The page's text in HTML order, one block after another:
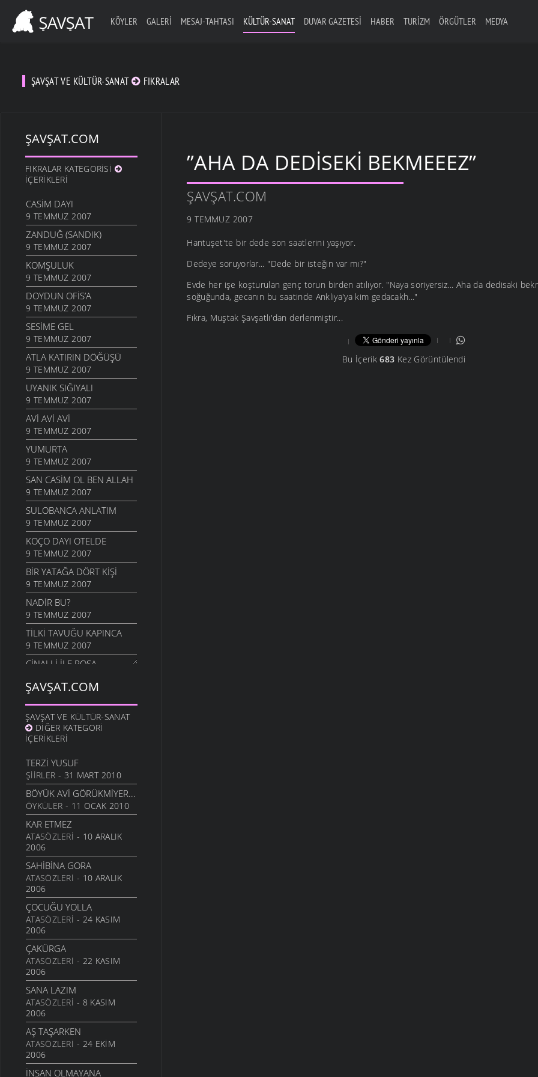
KÖYLER GALERI MESAJ-TAHTASI KÜLTÜR-SANAT DUVAR GAZETESI HABER TURIZM ÖRGÜTLER MEDYA
ŞAVŞAT VE KÜLTÜR-SANAT FIKRALAR
ŞAVŞAT.COM
FIKRALAR KATEGORISI
İÇERIKLERI
CASIM DAYI
9 TEMMUZ 2007
ZANDUĞ (SANDIK)
9 TEMMUZ 2007
KOMŞULUK
9 TEMMUZ 2007
DOYDUN OFIS’A
9 TEMMUZ 2007
SESIME GEL
9 TEMMUZ 2007
ATLA KATIRIN DÖĞÜŞÜ
9 TEMMUZ 2007
UYANIK SIĞIYALI
9 TEMMUZ 2007
AVI AVI AVI
9 TEMMUZ 2007
YUMURTA
9 TEMMUZ 2007
SAN CASIM OL BEN ALLAH
9 TEMMUZ 2007
SULOBANCA ANLATIM
9 TEMMUZ 2007
KOÇO DAYI OTELDE
9 TEMMUZ 2007
BIR YATAĞA DÖRT KIŞI
9 TEMMUZ 2007
NADİR BU?
9 TEMMUZ 2007
TILKI TAVUĞU KAPINCA
9 TEMMUZ 2007
CINALLI ILE POŞA
LAĞAP TAKMA
9 TEMMUZ 2007
MEMLEKET HAVASI
9 TEMMUZ 2007
SULOBANLININ HASTA
ZİYARETİ
9 TEMMUZ 2007
GAZETE
9 TEMMUZ 2007
AVI GALIYER
9 TEMMUZ 2007
YERİNA SAYDIM GETTİ
9 TEMMUZ 2007
ŞAVŞATLI
9 TEMMUZ 2007
ŞAVTALİ VELİT AĞA
9 TEMMUZ 2007
SULOBANLI VE DENİZ
9 TEMMUZ 2007
GEMİ
9 TEMMUZ 2007
NAMAZ
9 TEMMUZ 2007
KABI KACAĞI YALAYAN
KÖPEK
9 TEMMUZ 2007
ŞAVŞAT.COM
ŞAVŞAT VE KÜLTÜR-SANAT
DIĞER KATEGORI
İÇERIKLERI
TERZI YUSUF
ŞIIRLER - 31 MART 2010
BÖYÜK AVI GÖRÜKMIYER...
ÖYKÜLER - 11 OCAK 2010
KAR ETMEZ
ATASÖZLERI - 10 ARALIK
2006
SAHIBINA GORA
ATASÖZLERI - 10 ARALIK
2006
ÇOCUĞU YOLLA
ATASÖZLERI - 24 KASIM
2006
ÇAKÜRGA
ATASÖZLERI - 22 KASIM
2006
SANA LAZIM
ATASÖZLERI - 8 KASIM
2006
AŞ TAŞARKEN
ATASÖZLERI - 24 EKIM
2006
İNSAN OLMAYANA
”AHA DA DEDISEKI BEKMEEEZ”
ŞAVŞAT.COM
9 TEMMUZ 2007
Hantuşet'te bir dede son saatlerini yaşıyor.
Dedeye soruyorlar... "Dede bir isteğin var mı?"
Evde her işe koşturulan genç torun birden atılıyor. "Naya soriyersiz... Aha da dedisaki
soğuğunda, gecanın bu saatinde Ankliya'ya kim gedacakh..."
Fıkra, Muştak Şavşatlı'dan derlenmiştir...
Bu İçerik683 Kez Görüntülendi